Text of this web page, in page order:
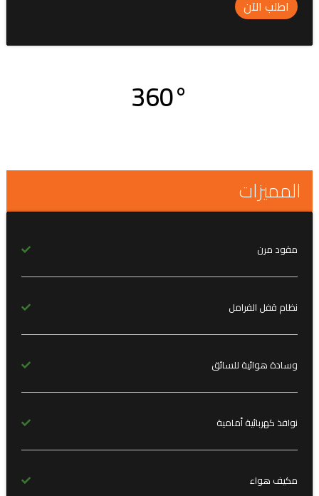
اطلب الآن
360°
المميزات
مقود مرن
نظام قفل الفرامل
وسادة هوائية للسائق
نوافذ كهربائية أمامية
مكيف هواء